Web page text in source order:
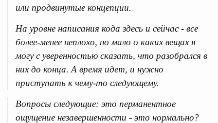
или продвинутые концепции.
На уровне написания кода здесь и сейчас - все
более-менее неплохо, но мало о каких вещах я
могу с уверенностью сказать, что разобрался в
них до конца. А время идет, и нужно
приступать к чему-то следующему.
Вопросы следующие: это перманентное
ощущение незавершенности - это нормально?